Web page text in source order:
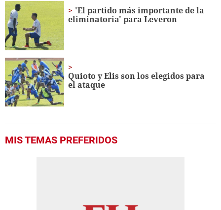
12
minutes,
1
second
'El partido más importante de la
eliminatoria' para Leveron
Quioto y Elis son los elegidos para
el ataque
MIS TEMAS PREFERIDOS